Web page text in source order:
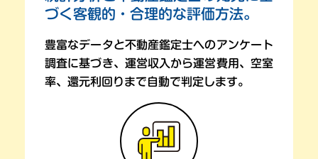
づく 客観的・合理的な評価方法。
豊富なデータと不動産鑑定士へのアンケート
調査に基づき、 運営収入から運営費用、空室
率、還元利回りまで自動で判定します。